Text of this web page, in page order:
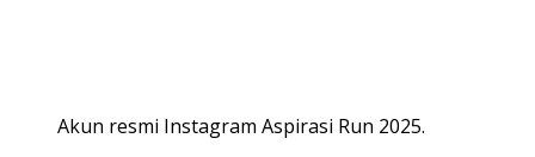
Akun resmi Instagram Aspirasi Run 2025.